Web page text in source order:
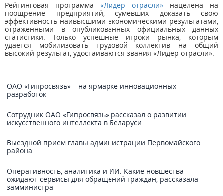
Рейтинговая программа «Лидер отрасли» нацелена на
поощрение предприятий, сумевших доказать свою
эффективность наивысшими экономическими результатами,
отраженными в опубликованных официальных данных
статистики. Только успешные игроки рынка, которым
удается мобилизовать трудовой коллектив на общий
высокий результат, удостаиваются звания «Лидер отрасли».
ОАО «Гипросвязь» – на ярмарке инновационных
разработок
Сотрудник ОАО «Гипросвязь» рассказал о развитии
искусственного интеллекта в Беларуси
Выездной прием главы администрации Первомайского
района
Оперативность, аналитика и ИИ. Какие новшества
ожидают сервисы для обращений граждан, рассказала
замминистра